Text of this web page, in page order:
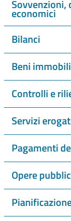
Sovvenzioni,
economici
Bilanci
Beni
Controlli e
Servizi
Pagamenti
Opere